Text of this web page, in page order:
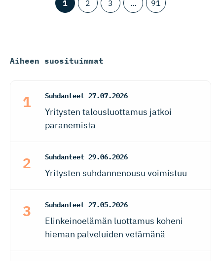
1 2 3 … 91
Aiheen suosituimmat
Suhdanteet 27.07.2026
Yritysten talousluottamus jatkoi
paranemista
Suhdanteet 29.06.2026
Yritysten suhdannenousu voimistuu
Suhdanteet 27.05.2026
Elinkeinoelämän luottamus koheni
hieman palveluiden vetämänä